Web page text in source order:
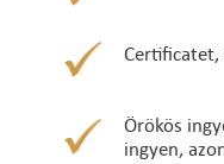
Certificatet,
Örökös
ingyen,